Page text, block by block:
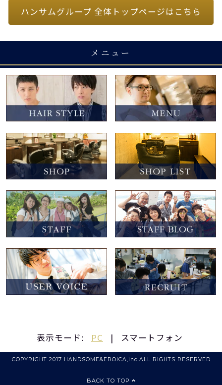
ハンサムグループ 全体トップページはこちら
メニュー
表示モード: PC | スマートフォン
COPYRIGHT 2017 HANDSOME&EROICA,inc.ALL RIGHTS RESERVED
BACK TO TOP